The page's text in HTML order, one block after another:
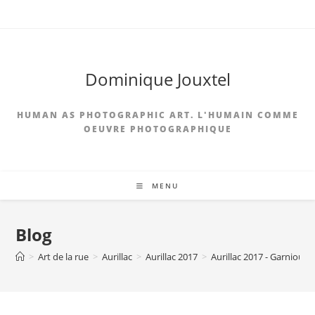
Dominique Jouxtel
HUMAN AS PHOTOGRAPHIC ART. L'HUMAIN COMME
OEUVRE PHOTOGRAPHIQUE
MENU
Blog
> Art de la rue > Aurillac > Aurillac 2017 > Aurillac 2017 -